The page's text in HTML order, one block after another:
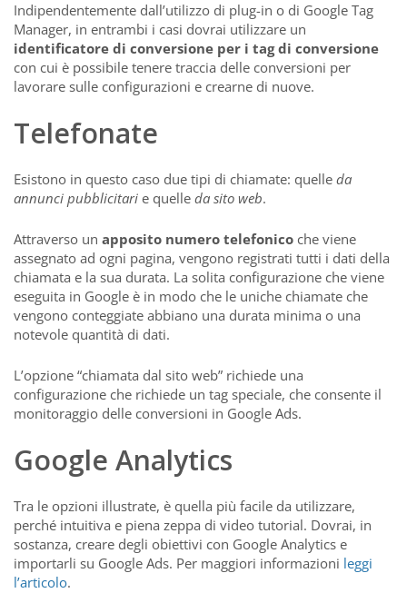
Indipendentemente dall’utilizzo di plug-in o di Google Tag
Manager, in entrambi i casi dovrai utilizzare un
identificatore di conversione per i tag di conversione
con cui è possibile tenere traccia delle conversioni per
lavorare sulle configurazioni e crearne di nuove.
Telefonate
Esistono in questo caso due tipi di chiamate: quelle da
annunci pubblicitari e quelle da sito web.
Attraverso un apposito numero telefonico che viene
assegnato ad ogni pagina, vengono registrati tutti i dati della
chiamata e la sua durata. La solita configurazione che viene
eseguita in Google è in modo che le uniche chiamate che
vengono conteggiate abbiano una durata minima o una
notevole quantità di dati.
L’opzione “chiamata dal sito web” richiede una
configurazione che richiede un tag speciale, che consente il
monitoraggio delle conversioni in Google Ads.
Google Analytics
Tra le opzioni illustrate, è quella più facile da utilizzare,
perché intuitiva e piena zeppa di video tutorial. Dovrai, in
sostanza, creare degli obiettivi con Google Analytics e
importarli su Google Ads. Per maggiori informazioni leggi
l’articolo.